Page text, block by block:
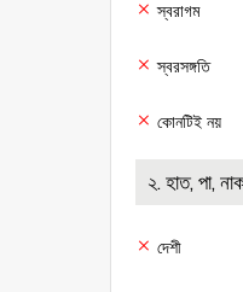
স্বরাগম
স্বরসঙ্গতি
কোনটিই নয়
২. হাত, পা,
দেশী